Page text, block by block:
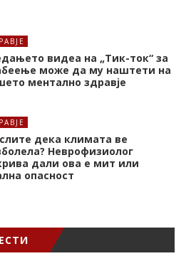
видеа на „Тик-ток“ за
може да му наштети на
ментално здравје
дека климата ве
Неврофизиолог
дали ова е мит или
опасност